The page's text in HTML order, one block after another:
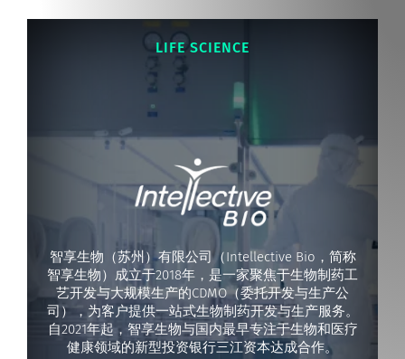
LIFE SCIENCE
智享生物（苏州）有限公司（Intellective Bio，简称
智享生物）成立于2018年，是一家聚焦于生物制药工
艺开发与大规模生产的CDMO（委托开发与生产公
司），为客户提供一站式生物制药开发与生产服务。
自2021年起，智享生物与国内最早专注于生物和医疗
健康领域的新型投资银行三江资本达成合作。